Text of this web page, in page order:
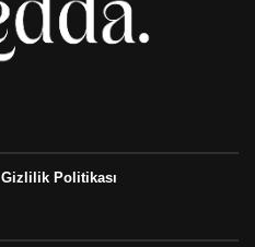
Gizlilik Politikası